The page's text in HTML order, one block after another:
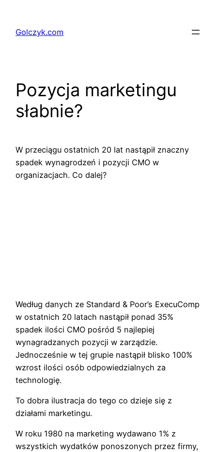
treściGolczyk.com
Pozycja marketingu
słabnie?
W przeciągu ostatnich 20 lat nastąpił znaczny
spadek wynagrodzeń i pozycji CMO w
organizacjach. Co dalej?
Według danych ze Standard & Poor’s ExecuComp
w ostatnich 20 latach nastąpił ponad 35%
spadek ilości CMO pośród 5 najlepiej
wynagradzanych pozycji w zarządzie.
Jednocześnie w tej grupie nastąpił blisko 100%
wzrost ilości osób odpowiedzialnych za
technologię.
To dobra ilustracja do tego co dzieje się z
działami marketingu.
W roku 1980 na marketing wydawano 1% z
wszystkich wydatków ponoszonych przez firmy,